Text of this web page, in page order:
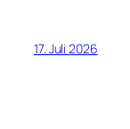
17. Juli 2026